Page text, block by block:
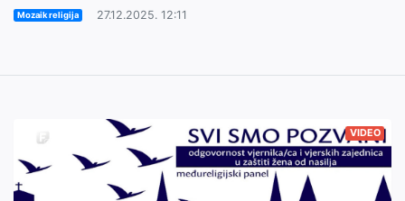
Mozaik religija 27.12.2025. 12:11
VIDEO